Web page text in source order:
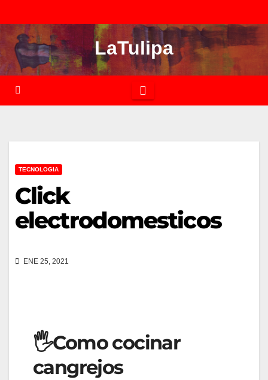
al
contenido
LaTulipa
TECNOLOGIA
Click
electrodomesticos
ENE 25, 2021
🖐Como cocinar
cangrejos